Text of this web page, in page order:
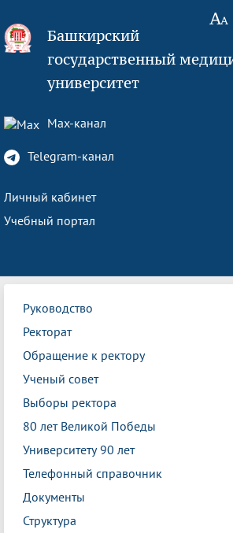
Башкирский
государственный
университет
Max-канал
Telegram-канал
Личный кабинет
Учебный портал
Руководство
Ректорат
Обращение к ректору
Ученый совет
Выборы ректора
80 лет Великой Победы
Университету 90 лет
Телефонный справочник
Документы
Структура